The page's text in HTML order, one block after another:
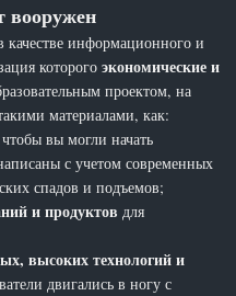
вооружен
информационного и
которогоэкономические и
проектом, на
материалами, как:
вы могли начать
с учетом современных
спадов и подъемов;
и продуктов для
высоких технологий и
двигались в ногу с